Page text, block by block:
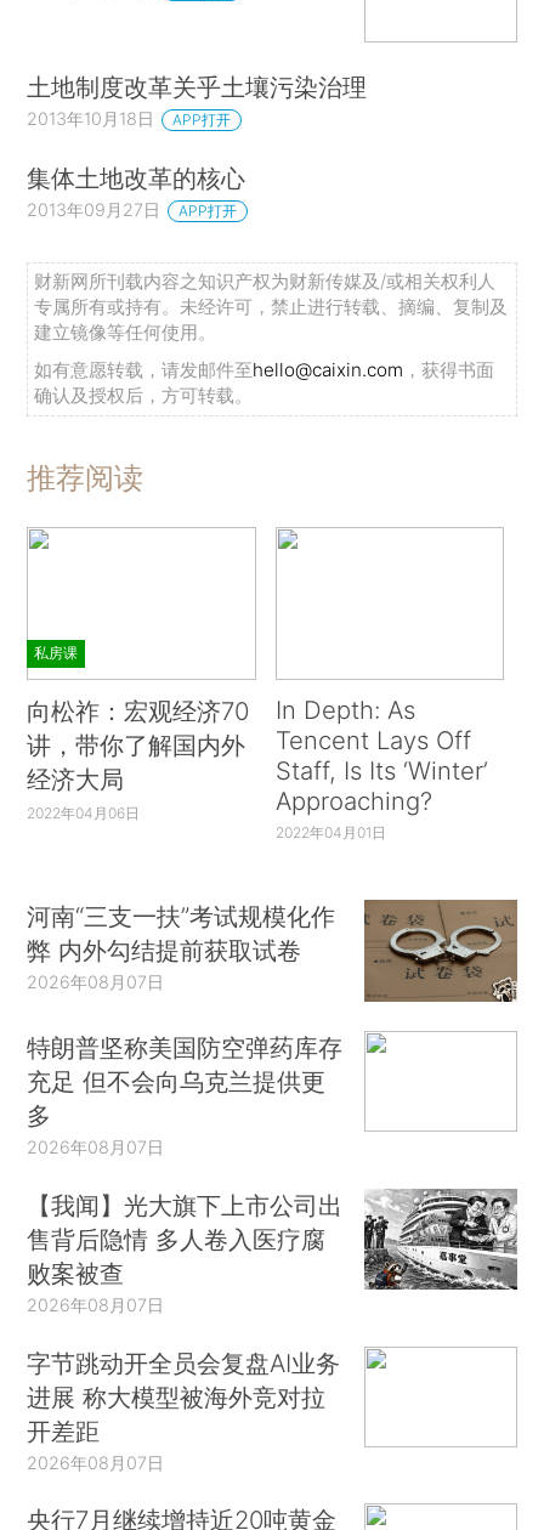
土地制度改革关乎土壤污染治理
2013年10月18日 APP打开
集体土地改革的核心
2013年09月27日 APP打开
财新网所刊载内容之知识产权为财新传媒及/或相关权利人
专属所有或持有。未经许可，禁止进行转载、摘编、复制及
建立镜像等任何使用。
如有意愿转载，请发邮件至hello@caixin.com ，获得书面
确认及授权后，方可转载。
推荐阅读
私房课
向松祚：宏观经济70
讲，带你了解国内外
经济大局
2022年04月06日
In Depth: As
Tencent Lays Off
Staff, Is Its ‘Winter’
Approaching?
2022年04月01日
河南“三支一扶”考试规模化作
弊 内外勾结提前获取试卷
2026年08月07日
特朗普坚称美国防空弹药库存
充足 但不会向乌克兰提供更
多
2026年08月07日
【我闻】光大旗下上市公司出
售背后隐情 多人卷入医疗腐
败案被查
2026年08月07日
字节跳动开全员会复盘AI业务
进展 称大模型被海外竞对拉
开差距
2026年08月07日
央行7月继续增持近20吨黄金